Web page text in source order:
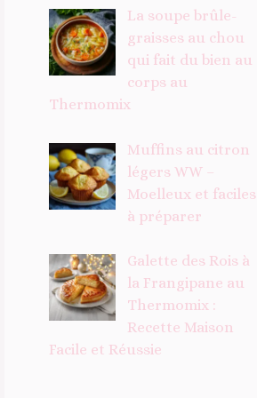
La soupe brûle-
graisses au chou
qui fait du bien au
corps au
Thermomix
Muffins au citron
légers WW –
Moelleux et faciles
à préparer
Galette des Rois à
la Frangipane au
Thermomix :
Recette Maison
Facile et Réussie